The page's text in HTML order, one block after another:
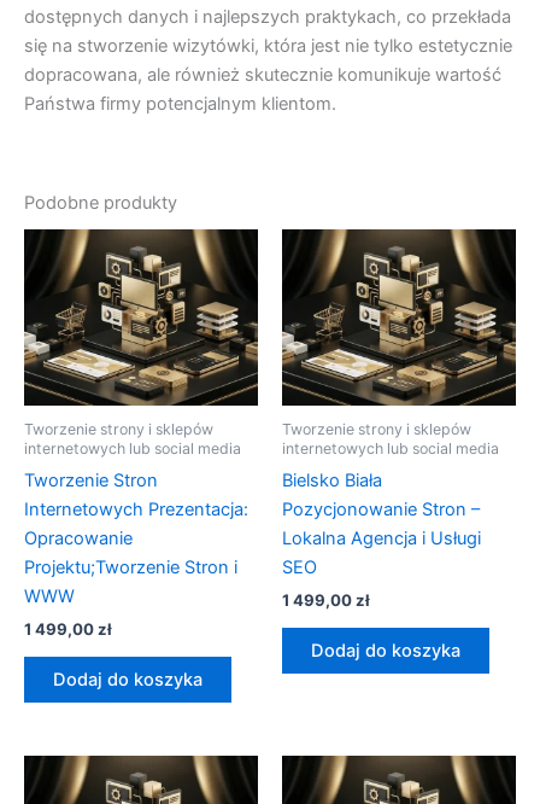
dostępnych danych i najlepszych praktykach, co przekłada
się na stworzenie wizytówki, która jest nie tylko estetycznie
dopracowana, ale również skutecznie komunikuje wartość
Państwa firmy potencjalnym klientom.
Podobne produkty
Tworzenie strony i sklepów
internetowych lub social media
Tworzenie Stron
Internetowych Prezentacja:
Opracowanie
Projektu;Tworzenie Stron i
WWW
1 499,00zł
Dodaj do koszyka
Tworzenie strony i sklepów
internetowych lub social media
Bielsko Biała
Pozycjonowanie Stron –
Lokalna Agencja i Usługi
SEO
1 499,00zł
Dodaj do koszyka